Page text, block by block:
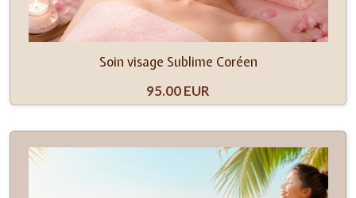
Soin visage Sublime Coréen
95.00 EUR